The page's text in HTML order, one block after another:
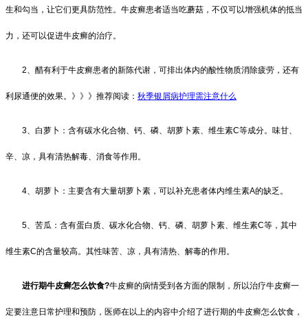
生和勾当，让它们更具防范性。牛皮癣患者适当吃蘑菇，不仅可以增强机体的抵当
力，还可以促进牛皮癣的治疗。
2、醋有利于牛皮癣患者的新陈代谢，可排出体内的酸性物质消除疲劳，还有
利尿通便的效果。》》》推荐阅读： 秋季银屑病护理需注意什么
3、白萝卜：含有碳水化合物、钙、磷、胡萝卜素、维生素C等成分。味甘、
辛、凉，具有清热解毒、消食等作用。
4、胡萝卜：主要含有大量胡萝卜素，可以补充患者体内维生素A的缺乏。
5、苦瓜：含有蛋白质、碳水化合物、钙、磷、胡萝卜素、维生素C等，其中
维生素C的含量较高。其性味苦、凉，具有清热、解毒的作用。
进行期牛皮癣怎么饮食?牛皮癣的病情受到各方面的限制，所以治疗牛皮癣一
定要注意日常护理和预防，医师在以上的内容中介绍了进行期的牛皮癣怎么饮食，